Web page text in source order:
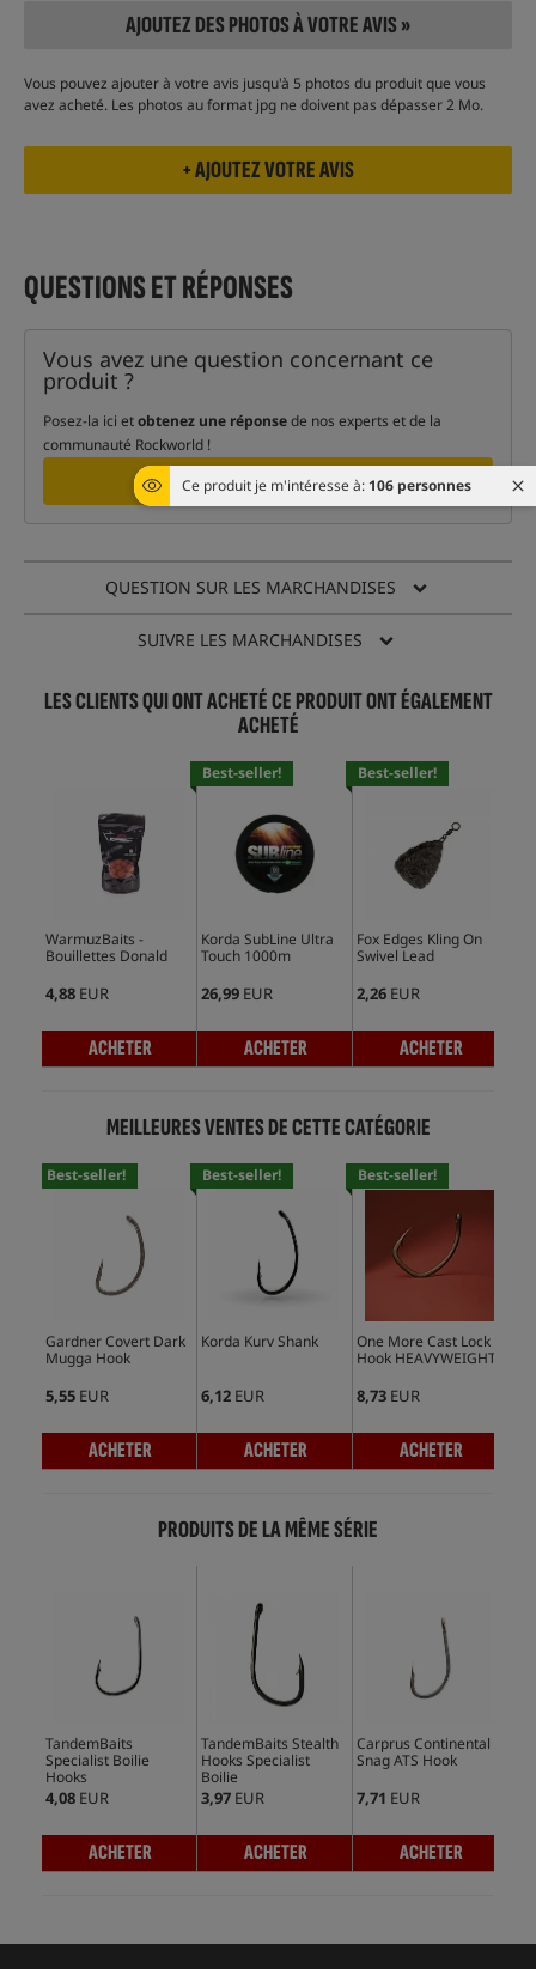
Ce produit je m'intéresse à: 106 personnes
AJOUTEZ DES PHOTOS À VOTRE AVIS »
Vous pouvez ajouter à votre avis jusqu'à 5 photos du produit que vous
avez acheté. Les photos au format jpg ne doivent pas dépasser 2 Mo.
QUESTIONS ET RÉPONSES
Vous avez une question concernant ce
produit ?
Posez-la ici etobtenez une réponsede nos experts et de la
communauté Rockworld !
POSER UNE QUESTION
QUESTION SUR LES MARCHANDISES
SUIVRE LES MARCHANDISES
LES CLIENTS QUI ONT ACHETÉ CE PRODUIT ONT ÉGALEMENT
ACHETÉ
WarmuzBaits -
Bouillettes Donald
4,88 EUR
ACHETER
Best-seller!
Korda SubLine Ultra
Touch 1000m
26,99 EUR
ACHETER
Best-seller!
Fox Edges Kling On
Swivel Lead
2,26 EUR
ACHETER
MEILLEURES VENTES DE CETTE CATÉGORIE
Best-seller!
Gardner Covert Dark
Mugga Hook
5,55 EUR
ACHETER
Best-seller!
Korda Kurv Shank
6,12 EUR
ACHETER
Best-seller!
One More Cast Lock
Hook HEAVYWEIGHT
8,73 EUR
ACHETER
PRODUITS DE LA MÊME SÉRIE
TandemBaits
Specialist Boilie
Hooks
4,08 EUR
ACHETER
TandemBaits Stealth
Hooks Specialist
Boilie
3,97 EUR
ACHETER
Carprus Continental
Snag ATS Hook
7,71 EUR
ACHETER